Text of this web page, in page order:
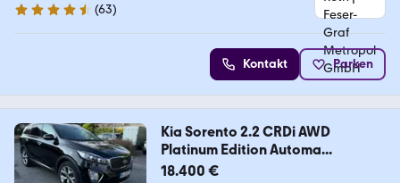
4.6 Sterne
(63)
Kontakt Parken
Kia Sorento 2.2 CRDi AWD
Platinum Edition Automa...
18.400 €